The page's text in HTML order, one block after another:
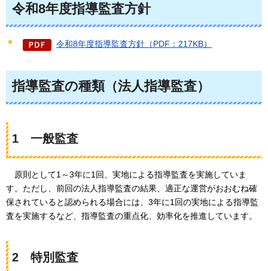
令和8年度指導監査方針
令和8年度指導監査方針（PDF：217KB）
指導監査の種類（法人指導監査）
1 一般監査
原則として1～3年に1回、実地による指導監査を実施していま
す。ただし、前回の法人指導監査の結果、適正な運営がおおむね確
保されていると認められる場合には、3年に1回の実地による指導監
査を実施するなど、指導監査の重点化、効率化を推進しています。
2 特別監査